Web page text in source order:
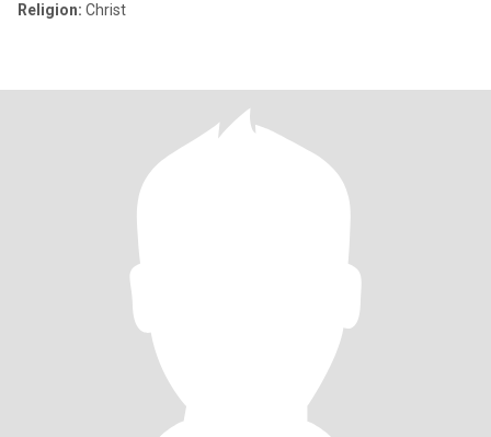
Religion: Christ